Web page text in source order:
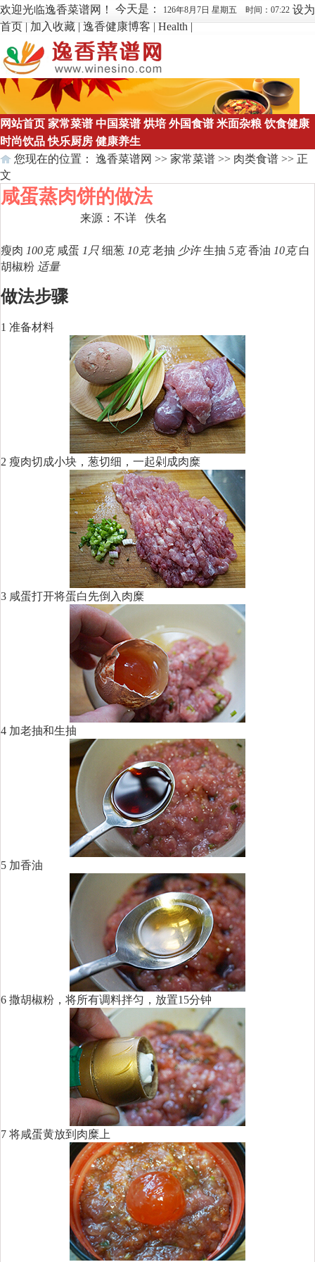
欢迎光临逸香菜谱网！ 今天是： 126年8月7日 星期五 时间：07:22 设为
首页|加入收藏|逸香健康博客|Health|
网站首页 家常菜谱 中国菜谱 烘培 外国食谱 米面杂粮 饮食健康
时尚饮品 快乐厨房 健康养生
您现在的位置： 逸香菜谱网 >> 家常菜谱 >> 肉类食谱 >> 正
文
咸蛋蒸肉饼的做法
来源： 不详 佚名
瘦肉 100克咸蛋 1只 细葱 10克老抽 少许生抽 5克香油 10克白
胡椒粉 适量
做法步骤
1 准备材料
2 瘦肉切成小块，葱切细，一起剁成肉糜
3 咸蛋打开将蛋白先倒入肉糜
4 加老抽和生抽
5 加香油
6 撒胡椒粉，将所有调料拌匀，放置15分钟
7 将咸蛋黄放到肉糜上